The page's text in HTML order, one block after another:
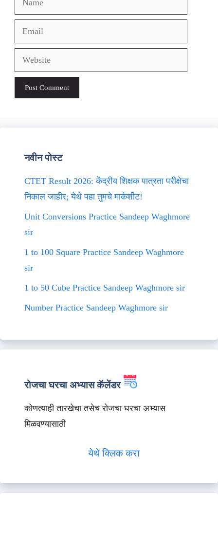
Email
Website
नवीन पोस्ट
CTET Result 2026: केंद्रीय शिक्षक पात्रता परीक्षेचा
निकाल जाहीर; येथे पहा तुमचे मार्कशीट!
Unit Conversions Practice Sandeep Waghmore
sir
1 to 100 Square Practice Sandeep Waghmore
sir
1 to 50 Cube Practice Sandeep Waghmore sir
Number Practice Sandeep Waghmore sir
रोजचा घरचा अभ्यास कॅलेंडर
कोणत्याही तारखेचा तसेच रोजचा घरचा अभ्यास
मिळवण्यासाठी
येथे क्लिक करा